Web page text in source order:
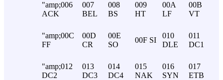
"amp;006
ACK
007
BEL
008
BS
009
HT
00A
LF
00B
VT
"amp;00C
FF
00D
CR
00E
SO
00F SI
010
DLE
011
DC1
"amp;012
DC2
013
DC3
014
DC4
015
NAK
016
SYN
017
ETB